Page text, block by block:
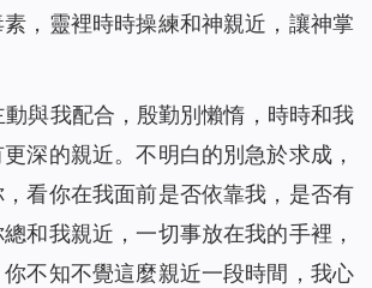
，靈裡時時操練和神親近，讓神掌
動與我配合，殷勤別懶惰，時時和我
深的親近。不明白的別急於求成，
看你在我面前是否依靠我，是否有
和我親近，一切事放在我的手裡，
不知不覺這麼親近一段時間，我心